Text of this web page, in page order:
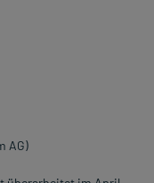
AG)